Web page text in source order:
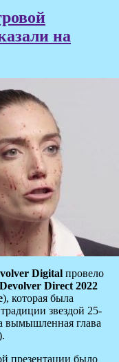
на
Digital провело
Devolver Direct 2022
), которая была
звездой 25-
вымышленная глава
презентации было